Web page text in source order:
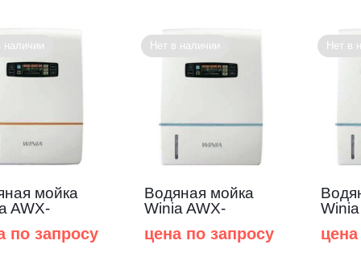
наличии
мойка
AWX-
по запросу
Нет в наличии
Водяная мойка
Winia AWX-
цена по запросу
Нет в